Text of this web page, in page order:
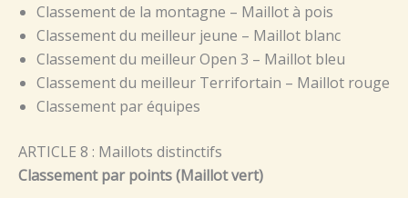
Classement de la montagne – Maillot à pois
Classement du meilleur jeune – Maillot blanc
Classement du meilleur Open 3 – Maillot bleu
Classement du meilleur Terrifortain – Maillot rouge
Classement par équipes
ARTICLE 8 : Maillots distinctifs
Classement par points (Maillot vert)